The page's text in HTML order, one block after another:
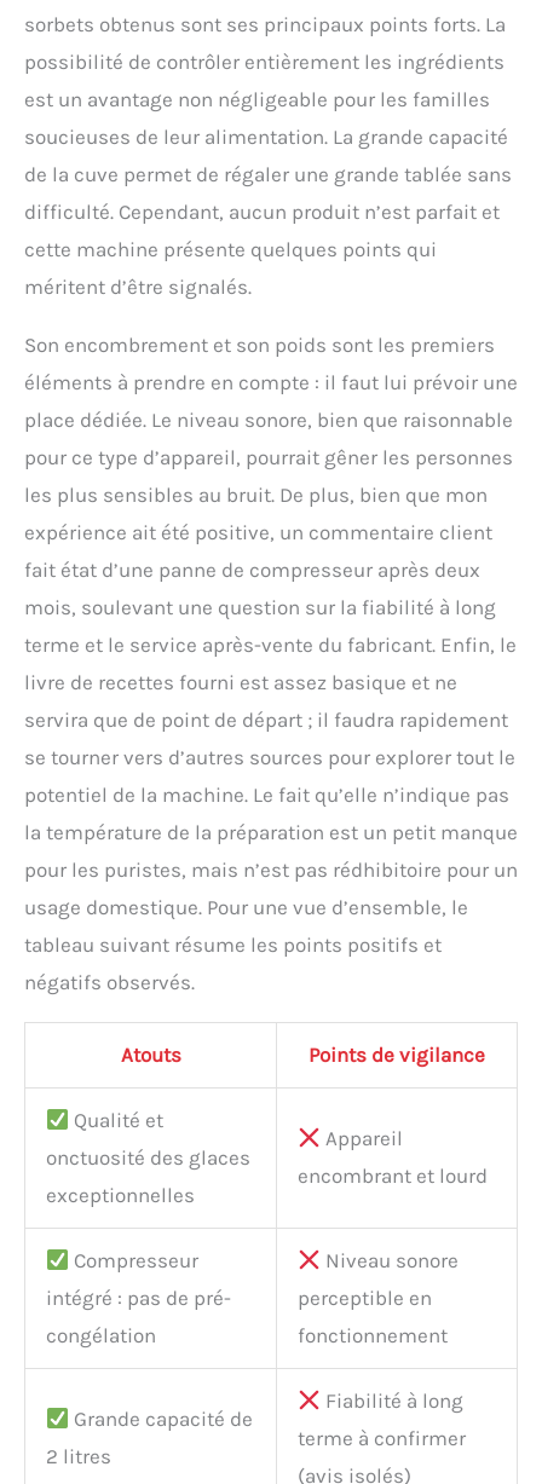
sorbets obtenus sont ses principaux points forts. La
possibilité de contrôler entièrement les ingrédients
est un avantage non négligeable pour les familles
soucieuses de leur alimentation. La grande capacité
de la cuve permet de régaler une grande tablée sans
difficulté. Cependant, aucun produit n’est parfait et
cette machine présente quelques points qui
méritent d’être signalés.
Son encombrement et son poids sont les premiers
éléments à prendre en compte : il faut lui prévoir une
place dédiée. Le niveau sonore, bien que raisonnable
pour ce type d’appareil, pourrait gêner les personnes
les plus sensibles au bruit. De plus, bien que mon
expérience ait été positive, un commentaire client
fait état d’une panne de compresseur après deux
mois, soulevant une question sur la fiabilité à long
terme et le service après-vente du fabricant. Enfin, le
livre de recettes fourni est assez basique et ne
servira que de point de départ ; il faudra rapidement
se tourner vers d’autres sources pour explorer tout le
potentiel de la machine. Le fait qu’elle n’indique pas
la température de la préparation est un petit manque
pour les puristes, mais n’est pas rédhibitoire pour un
usage domestique. Pour une vue d’ensemble, le
tableau suivant résume les points positifs et
négatifs observés.
Atouts Points de vigilance
Qualité et
onctuosité des glaces
exceptionnelles
Appareil
encombrant et lourd
Compresseur
intégré : pas de pré-
congélation
Niveau sonore
perceptible en
fonctionnement
Grande capacité de
2 litres
Fiabilité à long
terme à confirmer
(avis isolés)